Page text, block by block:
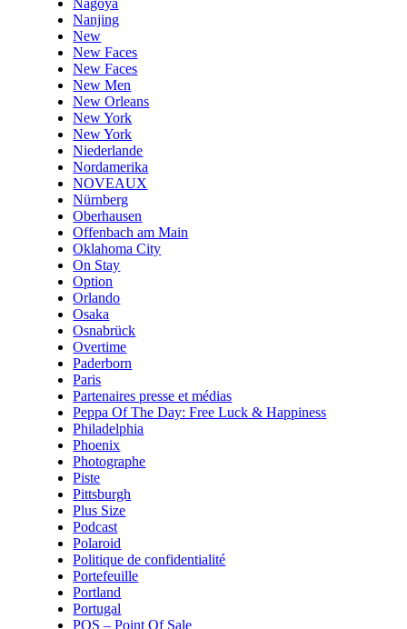
Nanjing
New
New Faces
New Faces
New Men
New Orleans
New York
New York
Niederlande
Nordamerika
NOVEAUX
Nürnberg
Oberhausen
Offenbach am Main
Oklahoma City
On Stay
Option
Orlando
Osaka
Osnabrück
Overtime
Paderborn
Paris
Partenaires presse et médias
Peppa Of The Day: Free Luck & Happiness
Philadelphia
Phoenix
Photographe
Piste
Pittsburgh
Plus Size
Podcast
Polaroid
Politique de confidentialité
Portefeuille
Portland
Portugal
POS – Point Of Sale